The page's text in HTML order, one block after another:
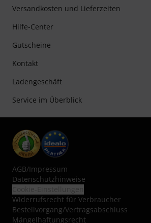
Versandkosten und Lieferzeiten
Hilfe-Center
Gutscheine
Kontakt
Ladengeschäft
Service im Überblick
AGB/Impressum
Datenschutzhinweise
Widerrufsrecht für Verbraucher
Bestellvorgang/Vertragsabschluss
Mängelhaftungsrecht